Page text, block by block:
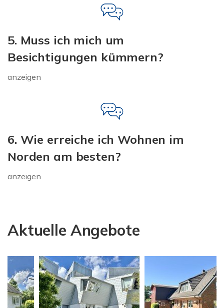
5. Muss ich mich um
Besichtigungen kümmern?
anzeigen
6. Wie erreiche ich Wohnen im
Norden am besten?
anzeigen
Aktuelle Angebote